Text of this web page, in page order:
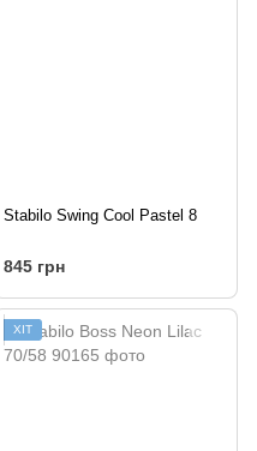
Stabilo Swing Cool Pastel 8
845 грн
ХІТ